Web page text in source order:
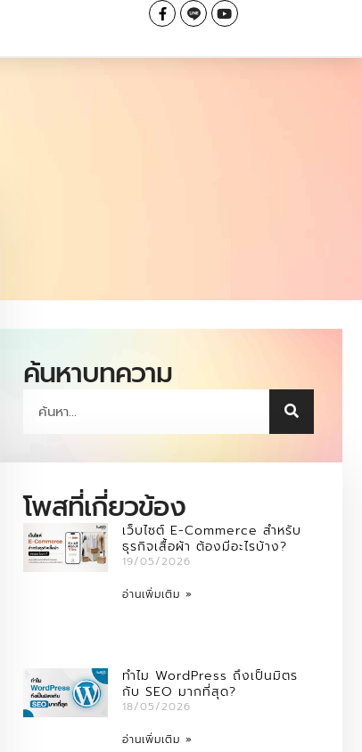
ค้นหาบทความ
โพสที่เกี่ยวข้อง
เว็บไซต์ E-Commerce สำหรับ
ธุรกิจเสื้อผ้า ต้องมีอะไรบ้าง?
19/05/2026
อ่านเพิ่มเติม »
ทำไม WordPress ถึงเป็นมิตร
กับ SEO มากที่สุด?
18/05/2026
อ่านเพิ่มเติม »